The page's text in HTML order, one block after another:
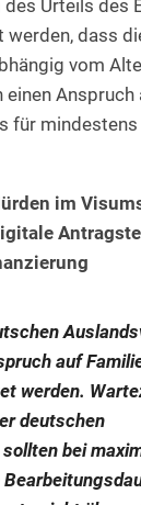
Urteils des
werden, dass
vom
Anspruch
für mindestens
im
auf
werden.
deutschen
bei